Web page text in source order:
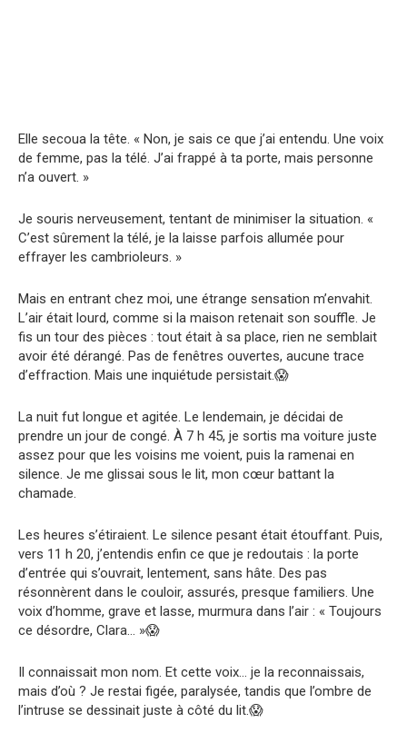
Elle secoua la tête. « Non, je sais ce que j’ai entendu. Une voix
de femme, pas la télé. J’ai frappé à ta porte, mais personne
n’a ouvert. »
Je souris nerveusement, tentant de minimiser la situation. «
C’est sûrement la télé, je la laisse parfois allumée pour
effrayer les cambrioleurs. »
Mais en entrant chez moi, une étrange sensation m’envahit.
L’air était lourd, comme si la maison retenait son souffle. Je
fis un tour des pièces : tout était à sa place, rien ne semblait
avoir été dérangé. Pas de fenêtres ouvertes, aucune trace
d’effraction. Mais une inquiétude persistait.😱
La nuit fut longue et agitée. Le lendemain, je décidai de
prendre un jour de congé. À 7 h 45, je sortis ma voiture juste
assez pour que les voisins me voient, puis la ramenai en
silence. Je me glissai sous le lit, mon cœur battant la
chamade.
Les heures s’étiraient. Le silence pesant était étouffant. Puis,
vers 11 h 20, j’entendis enfin ce que je redoutais : la porte
d’entrée qui s’ouvrait, lentement, sans hâte. Des pas
résonnèrent dans le couloir, assurés, presque familiers. Une
voix d’homme, grave et lasse, murmura dans l’air : « Toujours
ce désordre, Clara… »😱
Il connaissait mon nom. Et cette voix… je la reconnaissais,
mais d’où ? Je restai figée, paralysée, tandis que l’ombre de
l’intruse se dessinait juste à côté du lit.😱